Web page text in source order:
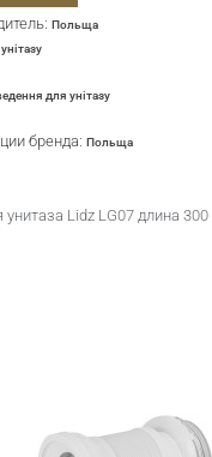
Польща
для унітазу
бренда: Польща
унитаза Lidz LG07 длина